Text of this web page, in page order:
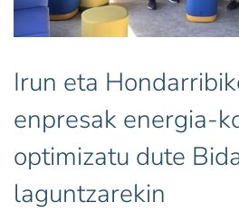
Irun eta
enpresak energia-
optimizatu dute
laguntzarekin